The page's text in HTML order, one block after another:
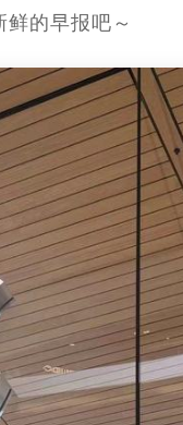
的早报吧～